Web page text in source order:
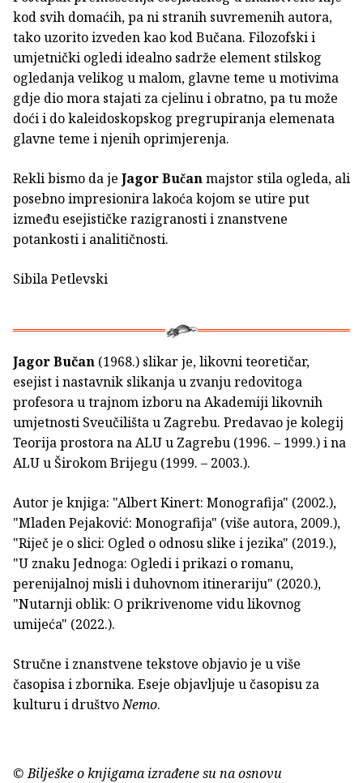
kod svih domaćih, pa ni stranih suvremenih autora,
tako uzorito izveden kao kod Bučana. Filozofski i
umjetnički ogledi idealno sadrže element stilskog
ogledanja velikog u malom, glavne teme u motivima
gdje dio mora stajati za cjelinu i obratno, pa tu može
doći i do kaleidoskopskog pregrupiranja elemenata
glavne teme i njenih oprimjerenja.
Rekli bismo da je Jagor Bučanmajstor stila ogleda, ali
posebno impresionira lakoća kojom se utire put
između esejističke razigranosti i znanstvene
potankosti i analitičnosti.
Sibila Petlevski
Jagor Bučan (1968.) slikar je, likovni teoretičar,
esejist i nastavnik slikanja u zvanju redovitoga
profesora u trajnom izboru na Akademiji likovnih
umjetnosti Sveučilišta u Zagrebu. Predavao je kolegij
Teorija prostora na ALU u Zagrebu (1996. – 1999.) i na
ALU u Širokom Brijegu (1999. – 2003.).
Autor je knjiga: "Albert Kinert: Monografija" (2002.),
"Mladen Pejaković: Monografija" (više autora, 2009.),
"Riječ je o slici: Ogled o odnosu slike i jezika" (2019.),
"U znaku Jednoga: Ogledi i prikazi o romanu,
perenijalnoj misli i duhovnom itinerariju" (2020.),
"Nutarnji oblik: O prikrivenome vidu likovnog
umijeća" (2022.).
Stručne i znanstvene tekstove objavio je u više
časopisa i zbornika. Eseje objavljuje u časopisu za
kulturu i društvoNemo.
© Bilješke o knjigama izrađene su na osnovu